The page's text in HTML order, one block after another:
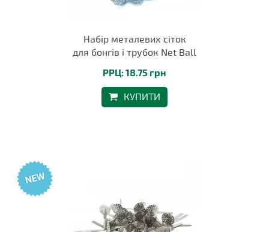
Набір металевих сіток
для бонгів і трубок Net Ball
РРЦ: 18.75 грн
КУПИТИ